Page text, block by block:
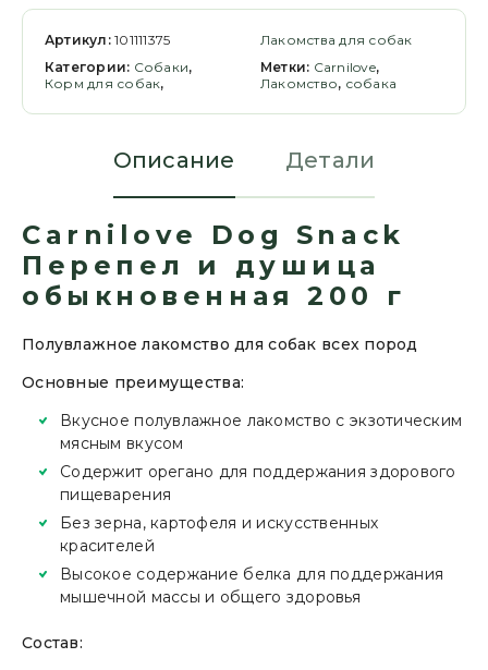
Артикул:101111375
Категории: Cобаки,
Корм для собак,
Лакомства для собак
Метки: Carnilove,
Лакомство, собака
Описание Детали
Carnilove Dog Snack
Перепел и душица
обыкновенная 200 г
Полувлажное лакомство для собак всех пород
Основные преимущества:
Вкусное полувлажное лакомство с экзотическим
мясным вкусом
Содержит орегано для поддержания здорового
пищеварения
Без зерна, картофеля и искусственных
красителей
Высокое содержание белка для поддержания
мышечной массы и общего здоровья
Состав: